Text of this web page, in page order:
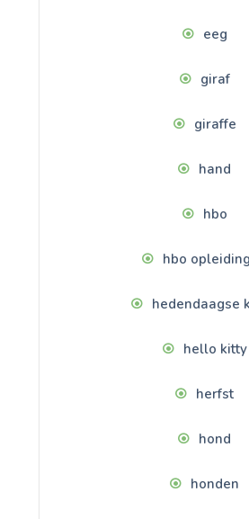
eeg
giraf
giraffe
hand
hbo
hbo
hedendaagse
hello kitty
herfst
hond
honden